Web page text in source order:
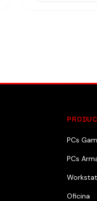
PCs
PCs
Oficina